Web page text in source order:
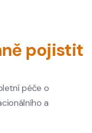
pojistit
péče o
a